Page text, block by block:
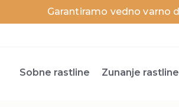
Garantiramo vedno varno
Sobne rastline Zunanje rastline